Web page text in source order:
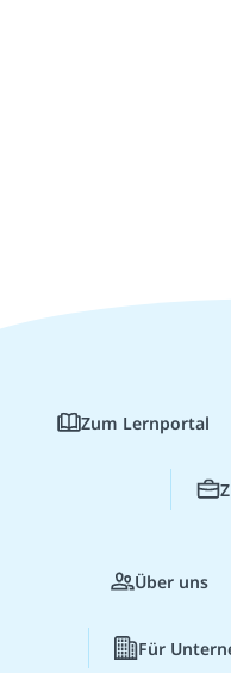
Zum Lernportal
Über uns
Für